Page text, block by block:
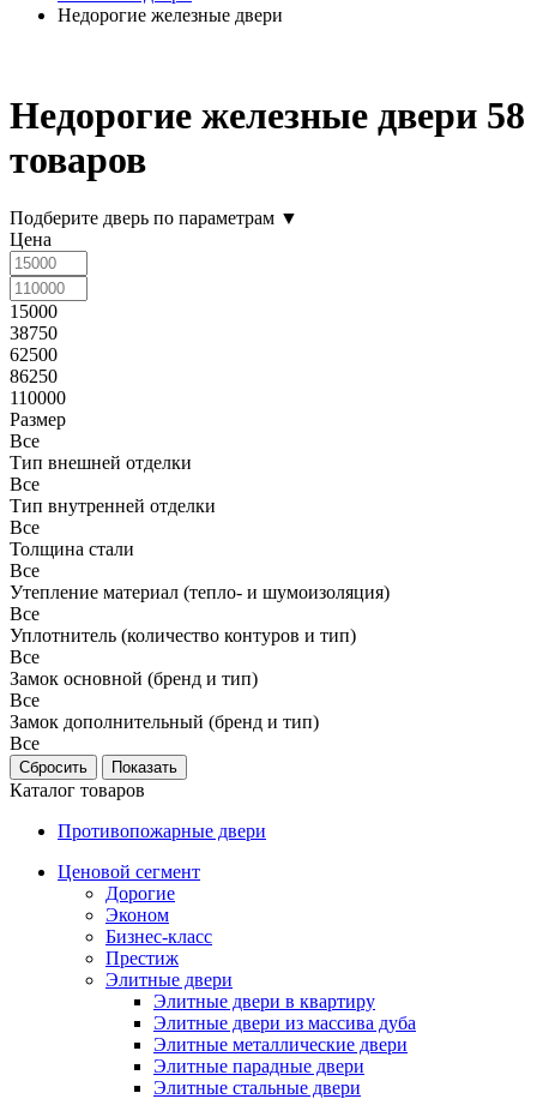
Недорогие железные двери
Недорогие железные двери 58
товаров
Подберите дверь по параметрам ▼
Цена
15000
38750
62500
86250
110000
Размер
Все
Тип внешней отделки
Все
Тип внутренней отделки
Все
Толщина стали
Все
Утепление материал (тепло- и шумоизоляция)
Все
Уплотнитель (количество контуров и тип)
Все
Замок основной (бренд и тип)
Все
Замок дополнительный (бренд и тип)
Все
Каталог товаров
Противопожарные двери
Ценовой сегмент
Дорогие
Эконом
Бизнес-класс
Престиж
Элитные двери
Элитные двери в квартиру
Элитные двери из массива дуба
Элитные металлические двери
Элитные парадные двери
Элитные стальные двери